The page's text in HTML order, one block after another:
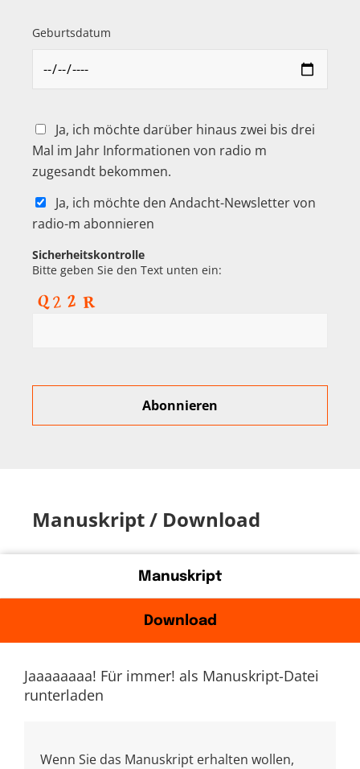
Geburtsdatum
Ja, ich möchte darüber hinaus zwei bis drei
Mal im Jahr Informationen von radio m
zugesandt bekommen.
Ja, ich möchte den Andacht-Newsletter von
radio-m abonnieren
Sicherheitskontrolle
Bitte geben Sie den Text unten ein:
Manuskript / Download
Manuskript
Download
Jaaaaaaaa! Für immer! als Manuskript-Datei
runterladen
Wenn Sie das Manuskript erhalten wollen,